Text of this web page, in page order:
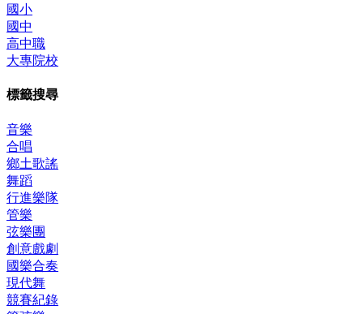
國小
國中
高中職
大專院校
標籤搜尋
音樂
合唱
鄉土歌謠
舞蹈
行進樂隊
管樂
弦樂團
創意戲劇
國樂合奏
現代舞
競賽紀錄